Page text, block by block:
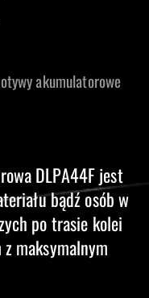
akumulatorowe
DLPA44F jest
bądź osób w
po trasie kolei
maksymalnym